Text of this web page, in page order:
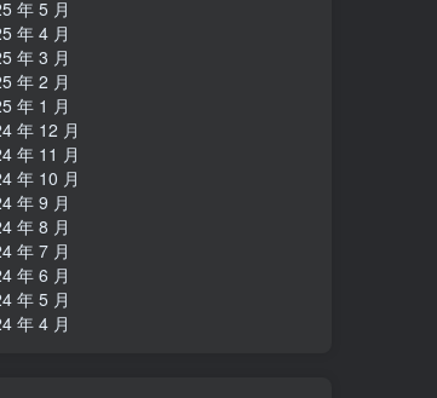
年 5 月
年 4 月
年 3 月
年 2 月
年 1 月
年 12 月
年 11 月
年 10 月
年 9 月
年 8 月
年 7 月
年 6 月
年 5 月
年 4 月